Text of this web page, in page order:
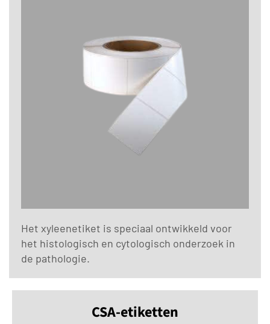
Het xyleenetiket is speciaal ontwikkeld voor
het histologisch en cytologisch onderzoek in
de pathologie.
CSA-etiketten